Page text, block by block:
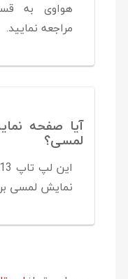
هواوی به
مراجعه نمایید.
لمسی؟
نمایش لمسی